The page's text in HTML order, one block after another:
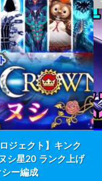
ロジェクト】キンク
シ星20 ランク上げ
シー編成